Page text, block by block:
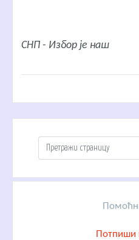
СНП - Избор је наш
Потпиши